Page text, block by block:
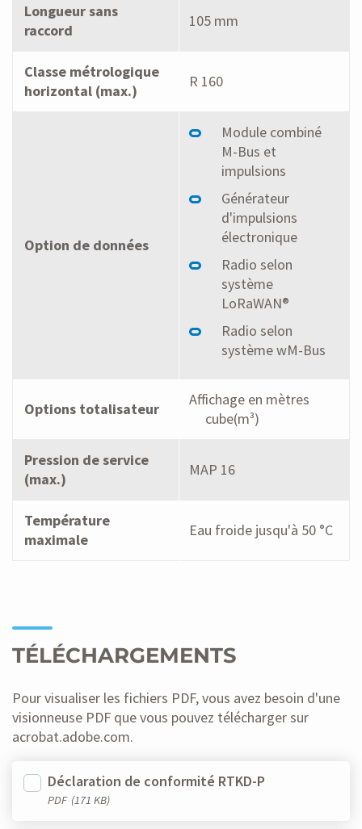
Longueur sans
raccord
105 mm
Classe métrologique
horizontal (max.)
R 160
Option de données
Module combiné
M-Bus et
impulsions
Générateur
d'impulsions
électronique
Radio selon
système
LoRaWAN®
Radio selon
système wM-Bus
Options totalisateur
Affichage en mètres
cube(m³)
Pression de service
(max.)
MAP 16
Température
maximale
Eau froide jusqu'à 50 °C
TÉLÉCHARGEMENTS
Pour visualiser les fichiers PDF, vous avez besoin d'une
visionneuse PDF que vous pouvez télécharger sur
acrobat.adobe.com.
Déclaration de conformité RTKD-P
PDF (171 KB)